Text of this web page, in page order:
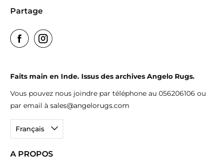
Partage
Faits main en Inde. Issus des archives Angelo Rugs.
Vous pouvez nous joindre par téléphone au 056206106 ou
par email àsales@angelorugs.com
Français
A PROPOS